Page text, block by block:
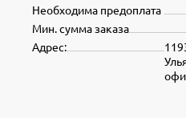
Необходима предоплата
Мин. сумма заказа
Адрес: